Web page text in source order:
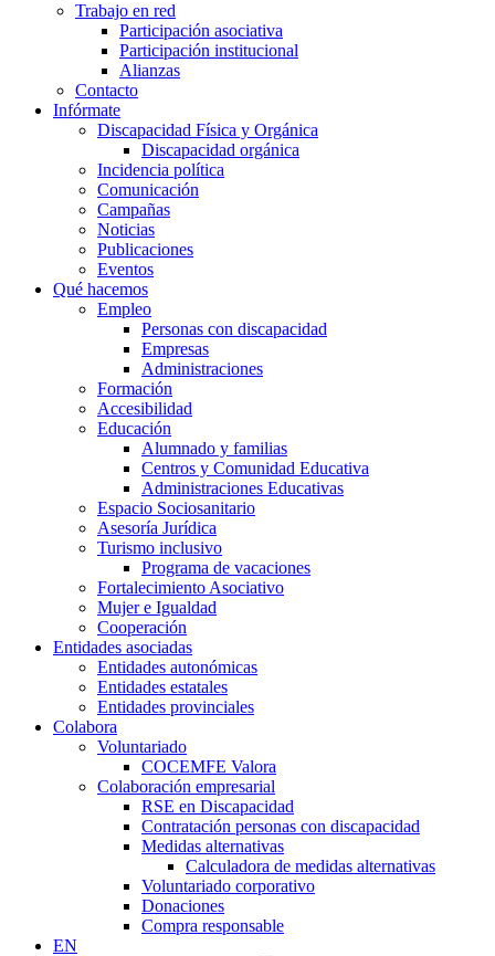
Trabajo en red
Participación asociativa
Participación institucional
Alianzas
Contacto
Infórmate
Discapacidad Física y Orgánica
Discapacidad orgánica
Incidencia política
Comunicación
Campañas
Noticias
Publicaciones
Eventos
Qué hacemos
Empleo
Personas con discapacidad
Empresas
Administraciones
Formación
Accesibilidad
Educación
Alumnado y familias
Centros y Comunidad Educativa
Administraciones Educativas
Espacio Sociosanitario
Asesoría Jurídica
Turismo inclusivo
Programa de vacaciones
Fortalecimiento Asociativo
Mujer e Igualdad
Cooperación
Entidades asociadas
Entidades autonómicas
Entidades estatales
Entidades provinciales
Colabora
Voluntariado
COCEMFE Valora
Colaboración empresarial
RSE en Discapacidad
Contratación personas con discapacidad
Medidas alternativas
Calculadora de medidas alternativas
Voluntariado corporativo
Donaciones
Compra responsable
EN